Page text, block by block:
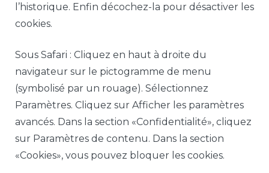
l’historique. Enfin décochez-la pour désactiver les
cookies.
Sous Safari : Cliquez en haut à droite du
navigateur sur le pictogramme de menu
(symbolisé par un rouage). Sélectionnez
Paramètres. Cliquez sur Afficher les paramètres
avancés. Dans la section «Confidentialité», cliquez
sur Paramètres de contenu. Dans la section
«Cookies», vous pouvez bloquer les cookies.